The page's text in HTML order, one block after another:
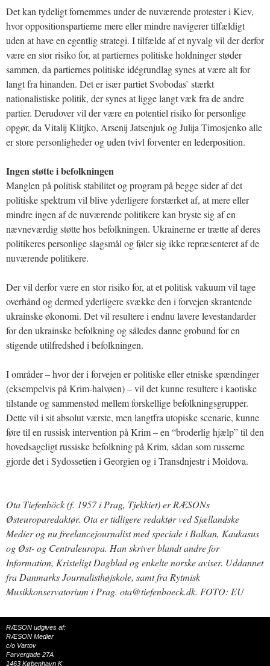
Det kan tydeligt fornemmes under de nuværende protester i Kiev,
hvor oppositionspartierne mere eller mindre navigerer tilfældigt
uden at have en egentlig strategi. I tilfælde af et nyvalg vil der derfor
være en stor risiko for, at partiernes politiske holdninger støder
sammen, da partiernes politiske idégrundlag synes at være alt for
langt fra hinanden. Det er især partiet Svobodas’ stærkt
nationalistiske politik, der synes at ligge langt væk fra de andre
partier. Derudover vil der være en potentiel risiko for personlige
opgør, da Vitalij Klitjko, Arsenij Jatsenjuk og Julija Timosjenko alle
er store personligheder og uden tvivl forventer en lederposition.
Ingen støtte i befolkningen
Manglen på politisk stabilitet og program på begge sider af det
politiske spektrum vil blive yderligere forstærket af, at mere eller
mindre ingen af de nuværende politikere kan bryste sig af en
nævneværdig støtte hos befolkningen. Ukrainerne er trætte af deres
politikeres personlige slagsmål og føler sig ikke repræsenteret af de
nuværende politikere.
Der vil derfor være en stor risiko for, at et politisk vakuum vil tage
overhånd og dermed yderligere svække den i forvejen skrantende
ukrainske økonomi. Det vil resultere i endnu lavere levestandarder
for den ukrainske befolkning og således danne grobund for en
stigende utilfredshed i befolkningen.
I områder – hvor der i forvejen er politiske eller etniske spændinger
(eksempelvis på Krim-halvøen) – vil det kunne resultere i kaotiske
tilstande og sammenstød mellem forskellige befolkningsgrupper.
Dette vil i sit absolut værste, men langtfra utopiske scenarie, kunne
føre til en russisk intervention på Krim – en “broderlig hjælp” til den
hovedsageligt russiske befolkning på Krim, sådan som russerne
gjorde det i Sydossetien i Georgien og i Transdnjestr i Moldova.
Ota Tiefenböck (f. 1957 i Prag, Tjekkiet) er RÆSONs
Østeuroparedaktør. Ota er tidligere redaktør ved Sjællandske
Medier og nu freelancejournalist med speciale i Balkan, Kaukasus
og Øst- og Centraleuropa. Han skriver blandt andre for
Information, Kristeligt Dagblad og enkelte norske aviser. Uddannet
fra Danmarks Journalisthøjskole, samt fra Rytmisk
Musikkonservatorium i Prag. ota@tiefenboeck.dk. FOTO: EU
RÆSON udgives af:
RÆSON Medier
c/o Vartov
Farvergade 27A
1463 København K